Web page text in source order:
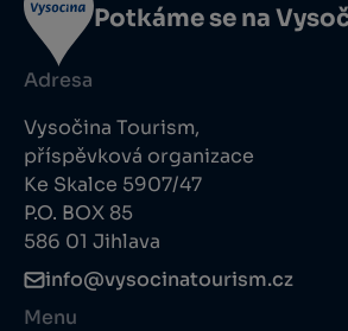
Potkáme se na
Adresa
Vysočina Tourism,
příspěvková organizace
Ke Skalce 5907/47
P.O. BOX 85
586 01 Jihlava
info@vysocinatourism.cz
Menu